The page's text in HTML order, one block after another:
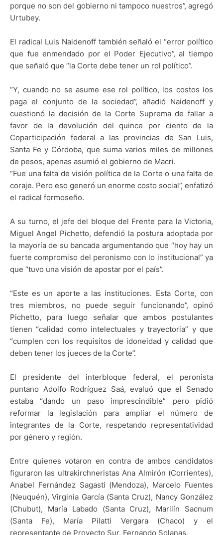
porque no son del gobierno ni tampoco nuestros”, agregó
Urtubey.
El radical Luis Naidenoff también señaló el “error político
que fue enmendado por el Poder Ejecutivo”, al tiempo
que señaló que “la Corte debe tener un rol político”.
“Y, cuando no se asume ese rol político, los costos los
paga el conjunto de la sociedad”, añadió Naidenoff y
cuestionó la decisión de la Corte Suprema de fallar a
favor de la devolución del quince por ciento de la
Coparticipación federal a las provincias de San Luis,
Santa Fe y Córdoba, que suma varios miles de millones
de pesos, apenas asumió el gobierno de Macri.
“Fue una falta de visión política de la Corte o una falta de
coraje. Pero eso generó un enorme costo social”, enfatizó
el radical formoseño.
A su turno, el jefe del bloque del Frente para la Victoria,
Miguel Angel Pichetto, defendió la postura adoptada por
la mayoría de su bancada argumentando que “hoy hay un
fuerte compromiso del peronismo con lo institucional” ya
que “tuvo una visión de apostar por el país”.
“Este es un aporte a las instituciones. Esta Corte, con
tres miembros, no puede seguir funcionando”, opinó
Pichetto, para luego señalar que ambos postulantes
tienen “calidad como intelectuales y trayectoria” y que
“cumplen con los requisitos de idoneidad y calidad que
deben tener los jueces de la Corte”.
El presidente del interbloque federal, el peronista
puntano Adolfo Rodríguez Saá, evaluó que el Senado
estaba “dando un paso imprescindible” pero pidió
reformar la legislación para ampliar el número de
integrantes de la Corte, respetando representatividad
por género y región.
Entre quienes votaron en contra de ambos candidatos
figuraron las ultrakirchneristas Ana Almirón (Corrientes),
Anabel Fernández Sagasti (Mendoza), Marcelo Fuentes
(Neuquén), Virginia García (Santa Cruz), Nancy González
(Chubut), María Labado (Santa Cruz), Marilín Sacnum
(Santa Fe), María Pilatti Vergara (Chaco) y el
representante de Proyecto Sur, Fernando Solanas.